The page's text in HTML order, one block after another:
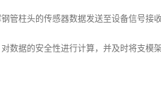
管柱头的传感器数据发送至设备信号接
数据的安全性进行计算，并及时将支模